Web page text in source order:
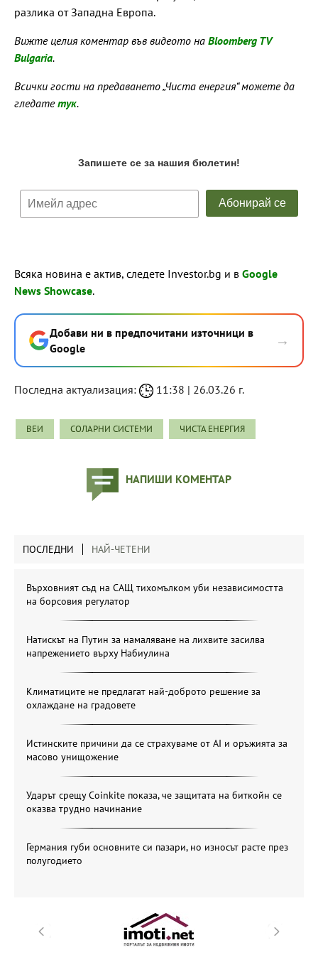
разлика от Западна Европа.
Вижте целия коментар във видеото на Bloomberg TV
Bulgaria.
Всички гости на предаването „Чиста енергия“ можете да
гледатетук.
Всяка новина е актив, следете Investor.bg и в Google
News Showcase.
Добави ни в предпочитани източници в
Google
→
Последна актуализация: 11:38 | 26.03.26 г.
ВЕИ СОЛАРНИ СИСТЕМИ ЧИСТА ЕНЕРГИЯ
НАПИШИ КОМЕНТАР
ПОСЛЕДНИ НАЙ-ЧЕТЕНИ
Върховният съд на САЩ тихомълком уби независимостта
на борсовия регулатор
Натискът на Путин за намаляване на лихвите засилва
напрежението върху Набиулина
Климатиците не предлагат най-доброто решение за
охлаждане на градовете
Истинските причини да се страхуваме от AI и оръжията за
масово унищожение
Ударът срещу Coinkite показа, че защитата на биткойн се
оказва трудно начинание
Германия губи основните си пазари, но износът расте през
полугодието